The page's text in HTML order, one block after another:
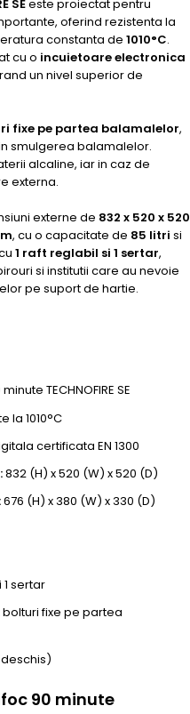
SEeste proiectat pentru
oferind rezistenta la
constanta de 1010°C.
cu o incuietoare electronica
un nivel superior de
fixe pe partea balamalelor,
smulgerea balamalelor.
alcaline, iar in caz de
externa.
externe de 832 x 520 x 520
, cu o capacitate de 85 litri si
1 raft reglabil si 1 sertar,
si institutii care au nevoie
pe suport de hartie.
TECHNOFIRE SE
la 1010°C
certificata EN 1300
832 (H) x 520 (W) x 520 (D)
676 (H) x 380 (W) x 330 (D)
1 sertar
bolturi fixe pe partea
90 minute